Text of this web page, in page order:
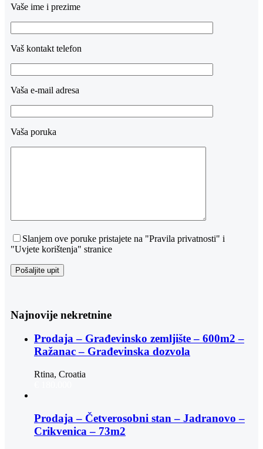
Vaše ime i prezime
Vaš kontakt telefon
Vaša e-mail adresa
Vaša poruka
Slanjem ove poruke pristajete na "Pravila privatnosti" i
"Uvjete korištenja" stranice
Najnovije nekretnine
Prodaja – Građevinsko zemljište – 600m2 –
Ražanac – Građevinska dozvola
Rtina, Croatia
Prodaja – Četverosobni stan – Jadranovo –
Crikvenica – 73m2